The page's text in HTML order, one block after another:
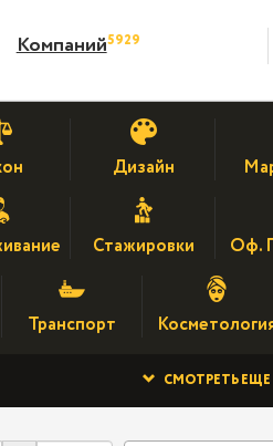
Компаний5929
Дизайн
Стажировки Оф.
Транспорт
СМОТРЕТЬ ЕЩЕ